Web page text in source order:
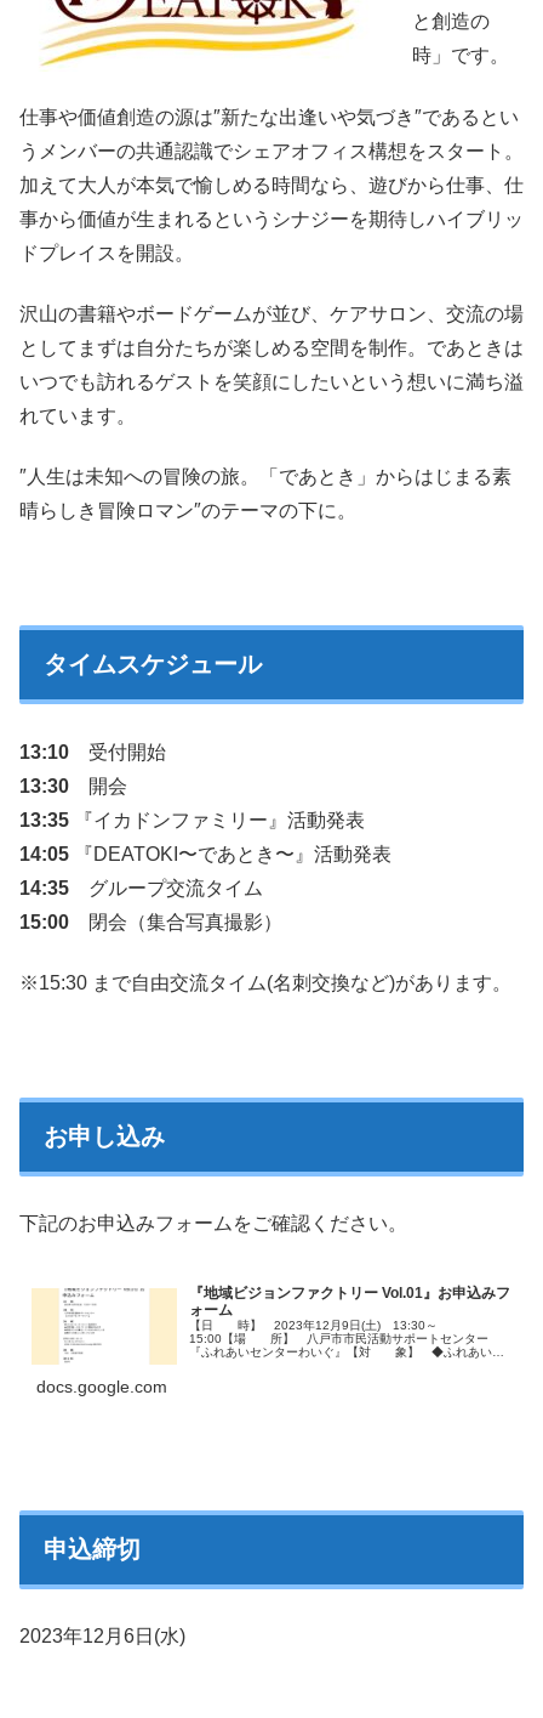
と創造の
時」です。
仕事や価値創造の源は″新たな出逢いや気づき″であるとい
うメンバーの共通認識でシェアオフィス構想をスタート。
加えて大人が本気で愉しめる時間なら、遊びから仕事、仕
事から価値が生まれるというシナジーを期待しハイブリッ
ドプレイスを開設。
沢山の書籍やボードゲームが並び、ケアサロン、交流の場
としてまずは自分たちが楽しめる空間を制作。であときは
いつでも訪れるゲストを笑顔にしたいという想いに満ち溢
れています。
″人生は未知への冒険の旅。「であとき」からはじまる素
晴らしき冒険ロマン″のテーマの下に。
タイムスケジュール
13:10 受付開始
13:30 開会
13:35 『イカドンファミリー』活動発表
14:05 『DEATOKI〜であとき〜』活動発表
14:35 グループ交流タイム
15:00 閉会（集合写真撮影）
※15:30 まで自由交流タイム(名刺交換など)があります。
お申し込み
下記のお申込みフォームをご確認ください。
『地域ビジョンファクトリー Vol.01』お申込みフ
ォーム
【日 時】 2023年12月9日(土) 13:30～
15:00【場 所】 八戸市市民活動サポートセンター
『ふれあいセンターわいぐ』【対 象】 ◆ふれあいセ
docs.google.com
申込締切
2023年12月6日(水)